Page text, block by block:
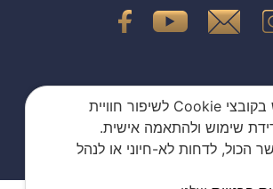
הצהרת נגישות
האתר משתמש בקובצי Cookie לשיפור חוויית
שימוש ולהתאמה אישית.
הכול, לדחות לא-חיוני או לנהל